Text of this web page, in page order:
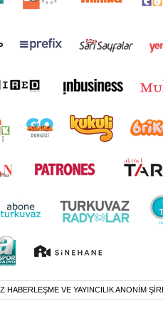
HABERLEŞME VE YAYINCILIK ANONİM